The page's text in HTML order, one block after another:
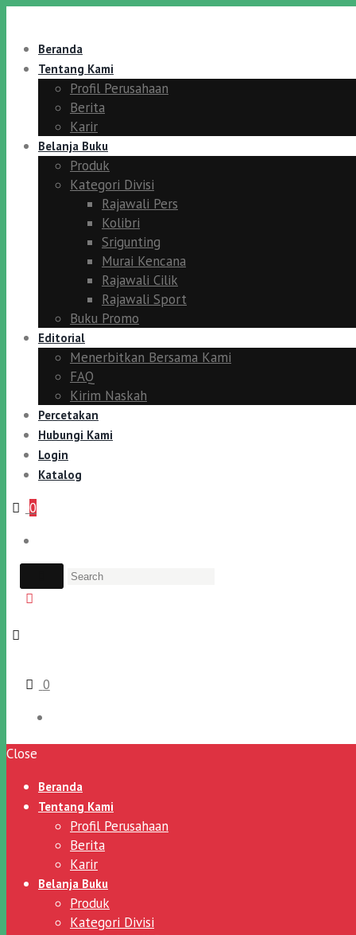
Beranda
Tentang Kami
Profil Perusahaan
Berita
Karir
Belanja Buku
Produk
Kategori Divisi
Rajawali Pers
Kolibri
Srigunting
Murai Kencana
Rajawali Cilik
Rajawali Sport
Buku Promo
Editorial
Menerbitkan Bersama Kami
FAQ
Kirim Naskah
Percetakan
Hubungi Kami
Login
Katalog
0
0
Close
Beranda
Tentang Kami
Profil Perusahaan
Berita
Karir
Belanja Buku
Produk
Kategori Divisi